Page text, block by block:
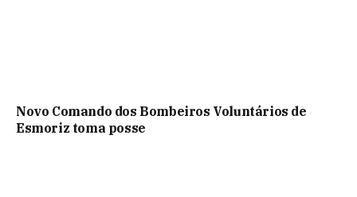
Novo Comando dos Bombeiros Voluntários de
Esmoriz toma posse